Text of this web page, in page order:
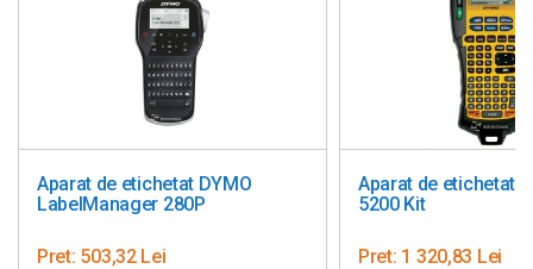
Aparat de etichetat DYMO
LabelManager 280P
Pret: 503,32 Lei
Aparat de etichetat
5200 Kit
Pret: 1 320,83 Lei